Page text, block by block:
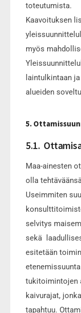
toteutumista.
Kaavoituksen
myös
laintulkintaan
alueiden
5.
5.1.
Maa-ainesten
olla
Useimmiten
selvitys
sekä
esitetään
tukitoimintojen
kaivurajat,
tapahtuu.